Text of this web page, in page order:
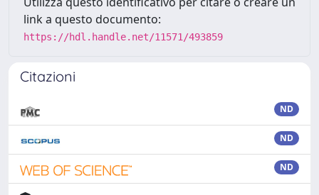
link a questo documento:
https://hdl.handle.net/11571/493859
Citazioni
ND
ND
ND